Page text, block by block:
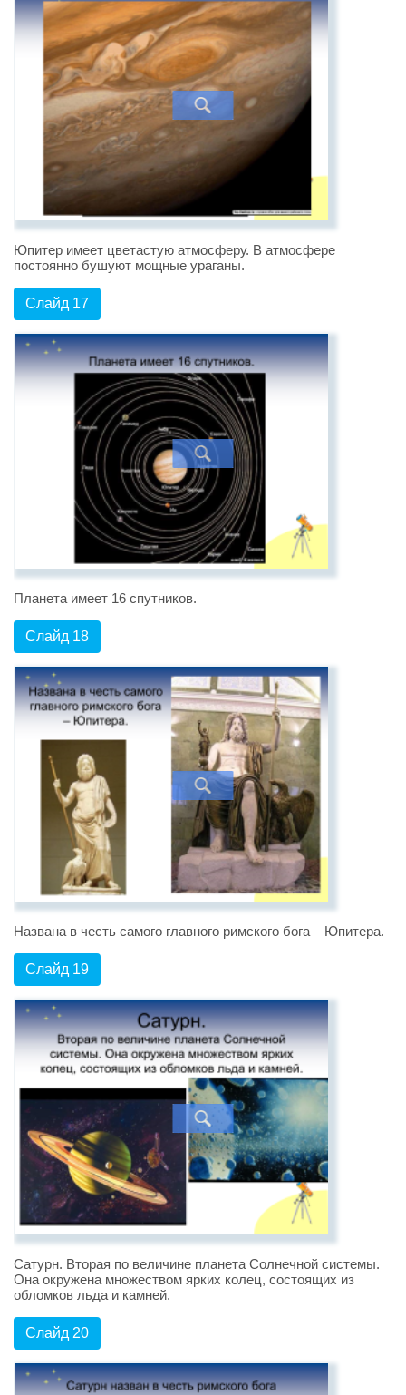
Юпитер имеет цветастую атмосферу. В атмосфере
постоянно бушуют мощные ураганы.
Слайд 17
Планета имеет 16 спутников.
Слайд 18
Названа в честь самого главного римского бога – Юпитера.
Слайд 19
Сатурн. Вторая по величине планета Солнечной системы.
Она окружена множеством ярких колец, состоящих из
обломков льда и камней.
Слайд 20